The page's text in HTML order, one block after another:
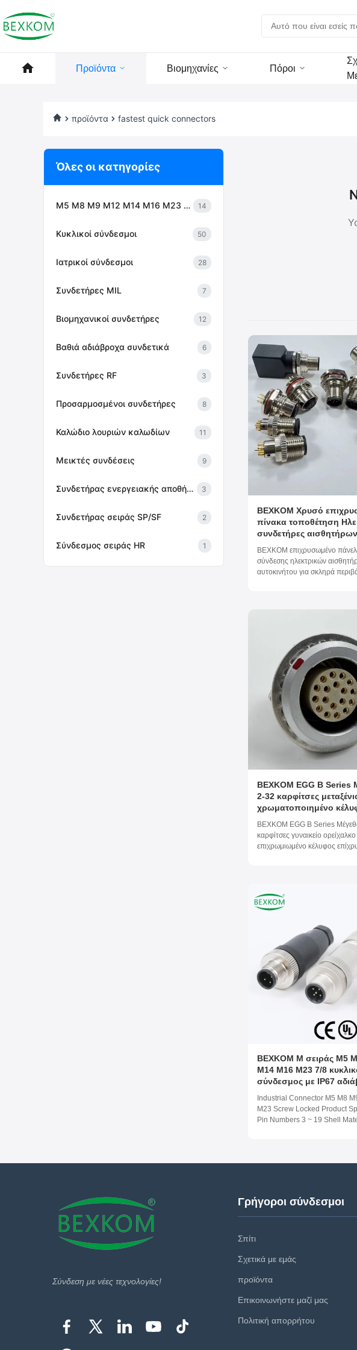
Προϊόντα Βιομηχανίες Πόροι
προϊόντα fastest quick connectors
Όλες οι κατηγορίες
M5 M8 M9 M12 M14 M16 M23 Συνδέσεις σειράς 7/8 14
Κυκλικοί σύνδεσμοι 50
Ιατρικοί σύνδεσμοι 28
Συνδετήρες MIL 7
Βιομηχανικοί συνδετήρες 12
Βαθιά αδιάβροχα συνδετικά 6
Συνδετήρες RF 3
Προσαρμοσμένοι συνδετήρες 8
Καλώδιο λουριών καλωδίων 11
Μεικτές συνδέσεις 9
Συνδετήρας ενεργειακής αποθήκευσης 3
Συνδετήρας σειράς SP/SF 2
Σύνδεσμος σειράς HR 1
BEXKOM Χρυσό
πίνακα τοποθέτηση
συνδετήρες αισθητήρων
αυτοκινήτων για σκληρά
περιβάλλοντα
BEXKOM επιχρυσωμένο
σύνδεσης ηλεκτρικών
αυτοκινήτου για σκληρά
ρομποτική και βιομηχανικές
BEXKOM EGG B Series
2-32 καρφίτσες
χρωματοποιημένο
χρυσοποιημένο
PPS IP50 αδιάβροχο
δοχείο
BEXKOM EGG B Series
καρφίτσες γυναικείο ορείχαλκο
επιχρωμιωμένο κέλυφος
BEXKOM M σειράς M5
M14 M16 M23 7/8
σύνδεσμος με IP67
EMC ασπίδα και βίδα
για αξιόπιστες ηλεκτρικές
συνδέσεις
Industrial Connector M5 M8
M23 Screw Locked Product
Pin Numbers 3 ~ 19 Shell
Centigrade Salt Spray
Σύνδεση με νέες τεχνολογίες!
Γρήγοροι σύνδεσμοι
Σπίτι
Σχετικά με εμάς
προϊόντα
Επικοινωνήστε μαζί μας
Πολιτική απορρήτου